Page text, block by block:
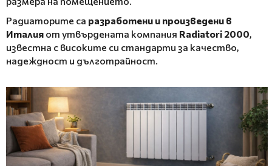
Радиаторите са разработени и произведени в
Италия от утвърдената компания Radiatori 2000,
известна с високите си стандарти за качество,
надеждност и дълготрайност.